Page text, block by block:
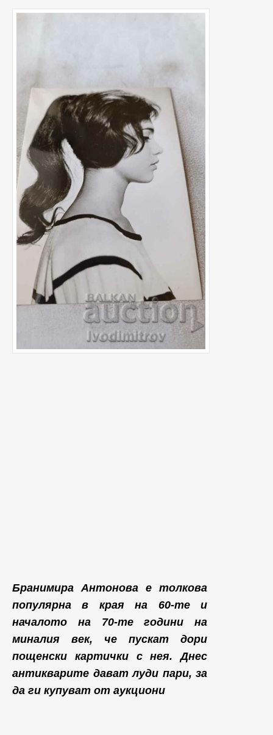
Бранимира Антонова е толкова
популярна в края на 60-те и
началото на 70-те години на
миналия век, че пускат дори
пощенски картички с нея. Днес
антикварите дават луди пари, за
да ги купуват от аукциони